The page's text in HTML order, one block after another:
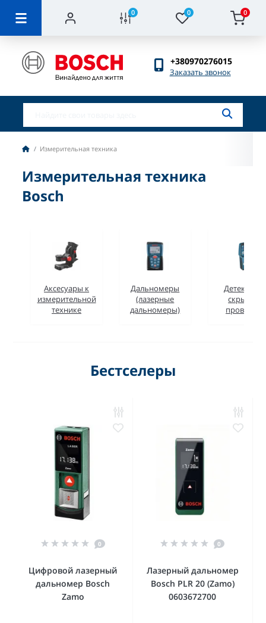
0 0 0
+380970276015
Заказать звонок
Измерительная техника
Измерительная техника
Bosch
Аксесуары к
измерительной
технике
Дальномеры
(лазерные
дальномеры)
Детекторы
скрытой
проводки
Бестселеры
0
Цифровой лазерный
дальномер Bosch
Zamo
0
Лазерный дальномер
Bosch PLR 20 (Zamo)
0603672700